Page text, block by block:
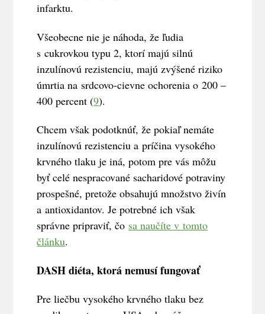
infarktu.
Všeobecne nie je náhoda, že ľudia
s cukrovkou typu 2, ktorí majú silnú
inzulínovú rezistenciu, majú zvýšené riziko
úmrtia na srdcovo-cievne ochorenia o 200 –
400 percent (9).
Chcem však podotknúť, že pokiaľ nemáte
inzulínovú rezistenciu a príčina vysokého
krvného tlaku je iná, potom pre vás môžu
byť celé nespracované sacharidové potraviny
prospešné, pretože obsahujú množstvo živín
a antioxidantov. Je potrebné ich však
správne pripraviť, čo sa naučíte v tomto
článku.
DASH diéta, ktorá nemusí fungovať
Pre liečbu vysokého krvného tlaku bez